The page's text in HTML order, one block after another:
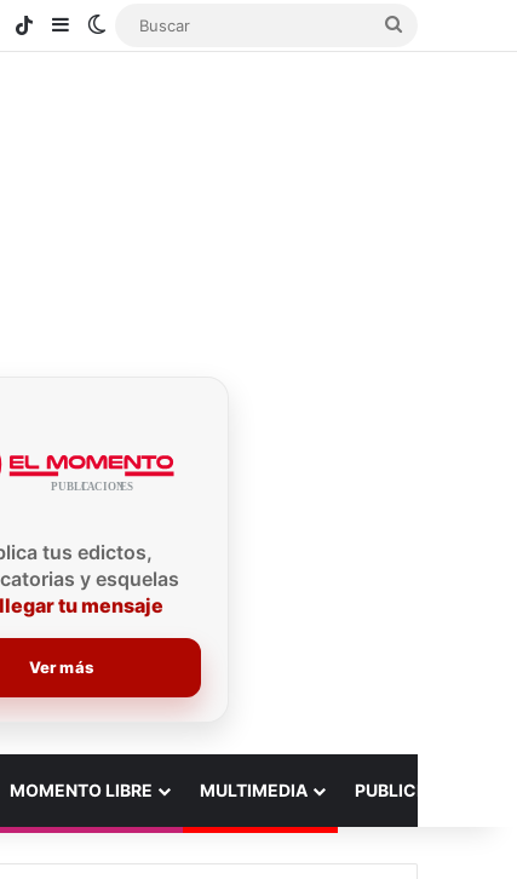
TikTokSidebarSwitch skin Buscar
tus edictos,
y esquelas
tu mensaje
Ver más
MOMENTO LIBRE MULTIMEDIA PUBLICIDAD